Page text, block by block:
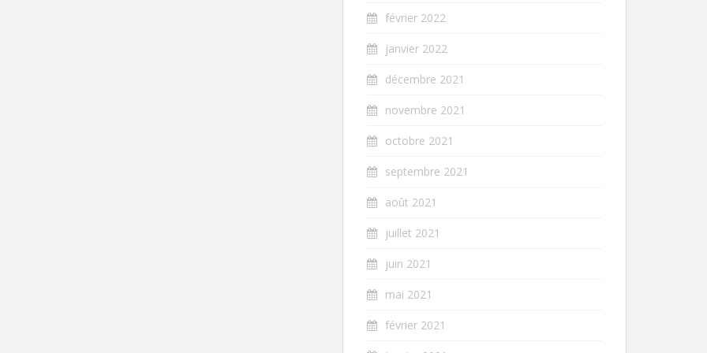
février 2022
janvier 2022
décembre 2021
novembre 2021
octobre 2021
septembre 2021
août 2021
juillet 2021
juin 2021
mai 2021
février 2021